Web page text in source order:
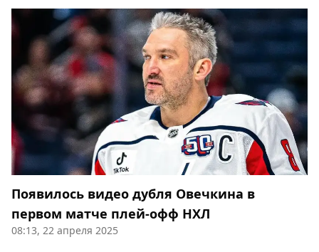
Появилось видео дубля Овечкина в
первом матче плей-офф НХЛ
08:13, 22 апреля 2025